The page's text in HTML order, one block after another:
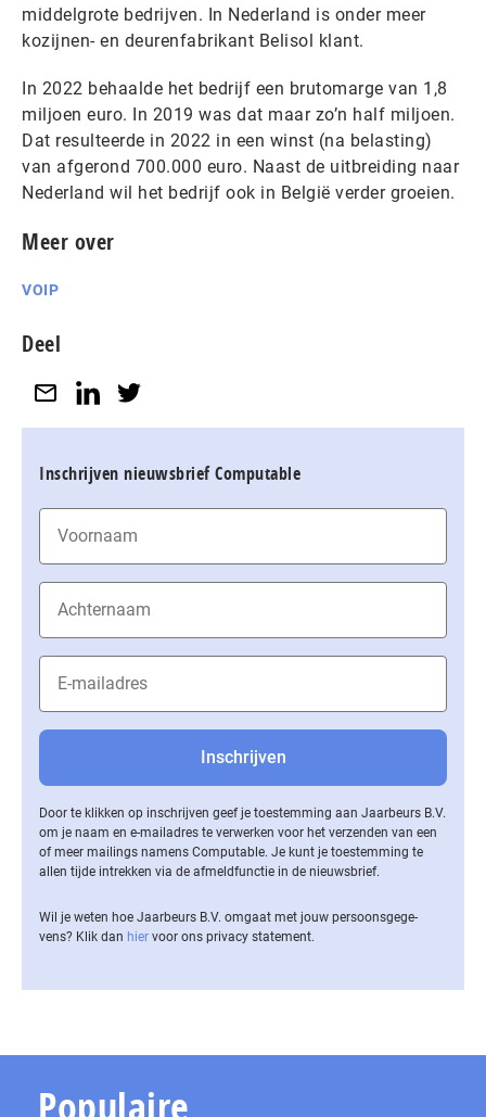
middelgrote bedrijven. In Nederland is onder meer
kozijnen- en deurenfabrikant Belisol klant.
In 2022 behaalde het bedrijf een brutomarge van 1,8
miljoen euro. In 2019 was dat maar zo’n half miljoen.
Dat resulteerde in 2022 in een winst (na belasting)
van afgerond 700.000 euro. Naast de uitbreiding naar
Nederland wil het bedrijf ook in België verder groeien.
Meer over
VOIP
Deel
Inschrijven nieuwsbrief Computable
Door te klikken op inschrijven geef je toestemming aan Jaarbeurs B.V.
om je naam en e-mailadres te verwerken voor het verzenden van een
of meer mailings namens Computable. Je kunt je toestemming te
allen tijde intrekken via de af­meld­func­tie in de nieuwsbrief.
Wil je weten hoe Jaarbeurs B.V. omgaat met jouw per­soons­ge­ge­
vens? Klik dan hier voor ons privacy statement.
Populaire